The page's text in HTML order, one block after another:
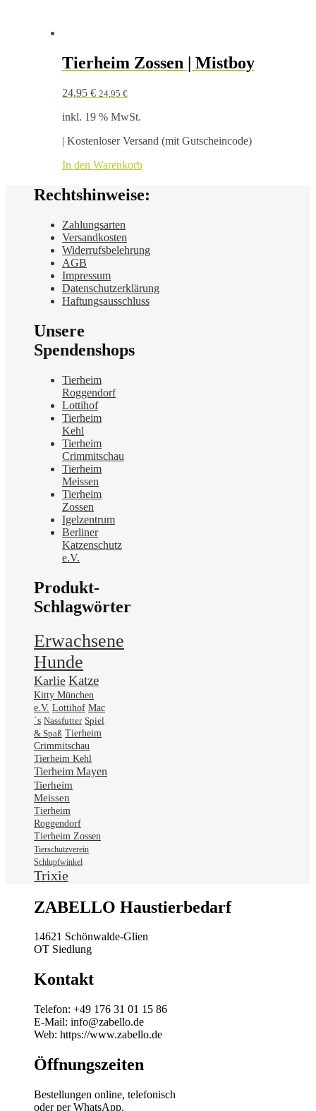
Tierheim Zossen | Mistboy
24,95 € 24,95 €
inkl. 19 % MwSt.
| Kostenloser Versand (mit Gutscheincode)
In den Warenkorb
Rechtshinweise:
Zahlungsarten
Versandkosten
Widerrufsbelehrung
AGB
Impressum
Datenschutzerklärung
Haftungsausschluss
Unsere
Spendenshops
Tierheim
Roggendorf
Lottihof
Tierheim
Kehl
Tierheim
Crimmitschau
Tierheim
Meissen
Tierheim
Zossen
Igelzentrum
Berliner
Katzenschutz
e.V.
Produkt-
Schlagwörter
Erwachsene
Hunde
Karlie Katze
Kitty München
e.V. Lottihof Mac
´s Nassfutter Spiel
& Spaß Tierheim
Crimmitschau
Tierheim Kehl
Tierheim Mayen
Tierheim
Meissen
Tierheim
Roggendorf
Tierheim Zossen
Tierschutzverein
Schlupfwinkel
Trixie
ZABELLO Haustierbedarf
14621 Schönwalde-Glien
OT Siedlung
Kontakt
Telefon: +49 176 31 01 15 86
E-Mail: info@zabello.de
Web: https://www.zabello.de
Öffnungszeiten
Bestellungen online, telefonisch
oder per WhatsApp.